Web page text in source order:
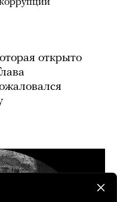
открыто